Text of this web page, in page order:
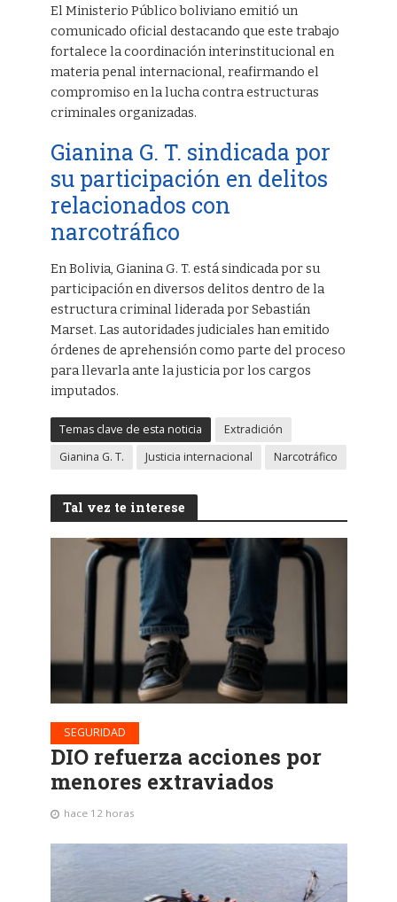
El Ministerio Público boliviano emitió un
comunicado oficial destacando que este trabajo
fortalece la coordinación interinstitucional en
materia penal internacional, reafirmando el
compromiso en la lucha contra estructuras
criminales organizadas.
Gianina G. T. sindicada por
su participación en delitos
relacionados con
narcotráfico
En Bolivia, Gianina G. T. está sindicada por su
participación en diversos delitos dentro de la
estructura criminal liderada por Sebastián
Marset. Las autoridades judiciales han emitido
órdenes de aprehensión como parte del proceso
para llevarla ante la justicia por los cargos
imputados.
Temas clave de esta noticia
Extradición
Gianina G. T.
Justicia internacional Narcotráfico
Tal vez te interese
SEGURIDAD
DIO refuerza acciones por
menores extraviados
hace 12 horas